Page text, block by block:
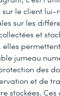
le client lui-
sur les
et
elles
jumeau
des
et de
stockées.